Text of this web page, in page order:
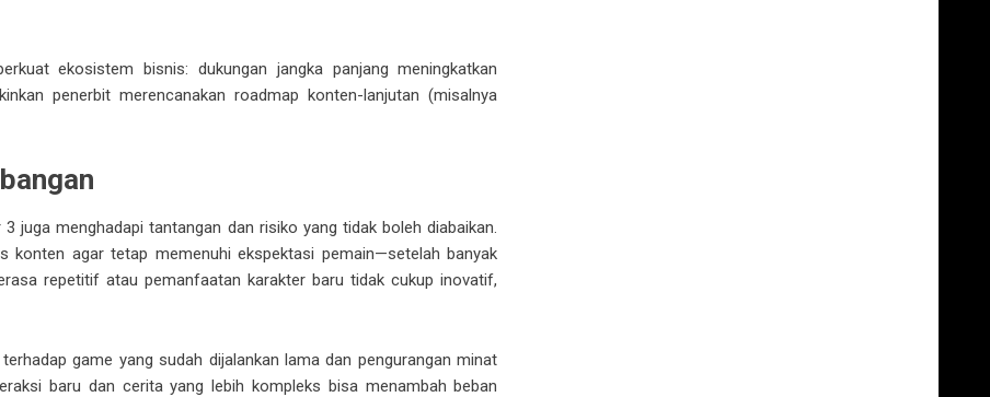
ekosistem bisnis: dukungan jangka panjang meningkatkan
penerbit merencanakan roadmap konten-lanjutan (misalnya
juga menghadapi tantangan dan risiko yang tidak boleh diabaikan.
konten agar tetap memenuhi ekspektasi pemain—setelah banyak
repetitif atau pemanfaatan karakter baru tidak cukup inovatif,
game yang sudah dijalankan lama dan pengurangan minat
baru dan cerita yang lebih kompleks bisa menambah beban